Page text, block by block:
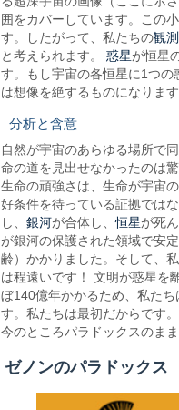
囲をカバーしています。この
す。したがって、私たちの観
と考えられます。惑星が恒星
す。もし宇宙の各恒星に1つ
は想像を絶するものになります
分析と含意
自然が宇宙のあらゆる場所で
命の道を見出せなかったのは
生命の頑強さは、生命が宇宙
好条件を待っている証拠では
し、銀河が合体し、恒星が死
が銀河の保護された領域で安
齢）かかりました。そして、
は程遠いです！ 文明が惑星を
ぼ140億年かかるため、私た
す。私たちは最初だからです
今のところパラドックスのまま
ゼノンのパラドックス